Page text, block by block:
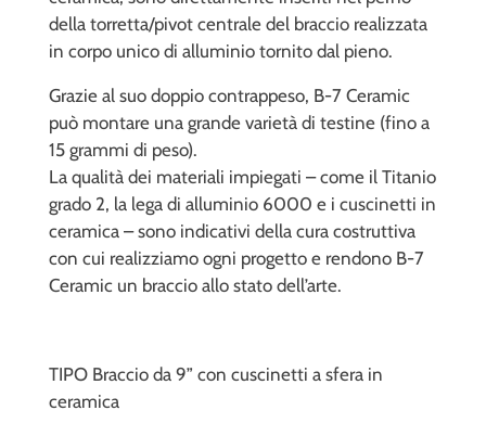
della torretta/pivot centrale del braccio realizzata
in corpo unico di alluminio tornito dal pieno.
Grazie al suo doppio contrappeso, B-7 Ceramic
può montare una grande varietà di testine (fino a
15 grammi di peso).
La qualità dei materiali impiegati – come il Titanio
grado 2, la lega di alluminio 6000 e i cuscinetti in
ceramica – sono indicativi della cura costruttiva
con cui realizziamo ogni progetto e rendono B-7
Ceramic un braccio allo stato dell’arte.
TIPO Braccio da 9” con cuscinetti a sfera in
ceramica